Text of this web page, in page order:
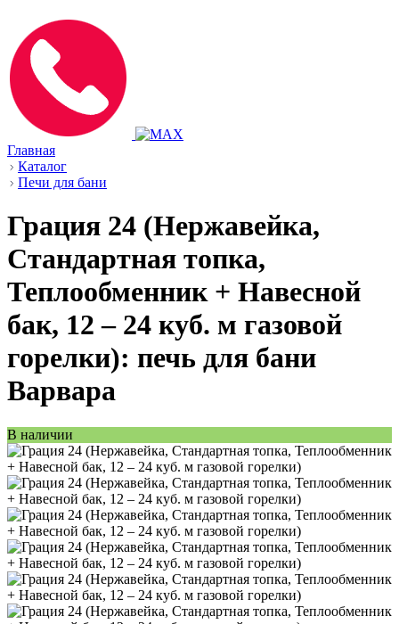
Главная
Каталог
Печи для бани
Грация 24 (Нержавейка,
Стандартная топка,
Теплообменник + Навесной
бак, 12 – 24 куб. м газовой
горелки): печь для бани
Варвара
В наличии